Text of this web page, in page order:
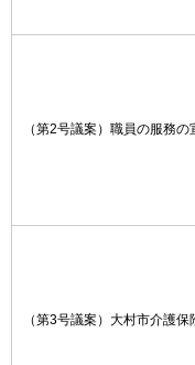
（第2号議案）職員の服務
（第3号議案）大村市介護